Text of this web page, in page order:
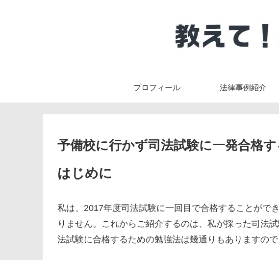
プロフィール 法律事例紹介
予備校に行かず司法試験に一発合格
はじめに
私は、2017年度司法試験に一回目で合格することがで
りません。これからご紹介するのは、私が採った司法
法試験に合格するための勉強法は幾通りもありますの